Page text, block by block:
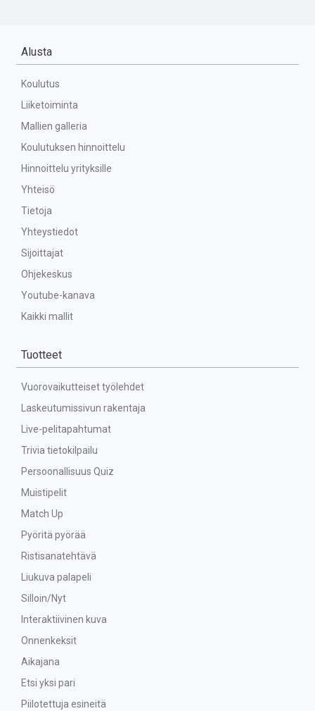
Alusta
Koulutus
Liiketoiminta
Mallien galleria
Koulutuksen hinnoittelu
Hinnoittelu yrityksille
Yhteisö
Tietoja
Yhteystiedot
Sijoittajat
Ohjekeskus
Youtube-kanava
Kaikki mallit
Tuotteet
Vuorovaikutteiset työlehdet
Laskeutumissivun rakentaja
Live-pelitapahtumat
Trivia tietokilpailu
Persoonallisuus Quiz
Muistipelit
Match Up
Pyöritä pyörää
Ristisanatehtävä
Liukuva palapeli
Silloin/Nyt
Interaktiivinen kuva
Onnenkeksit
Aikajana
Etsi yksi pari
Piilotettuja esineitä